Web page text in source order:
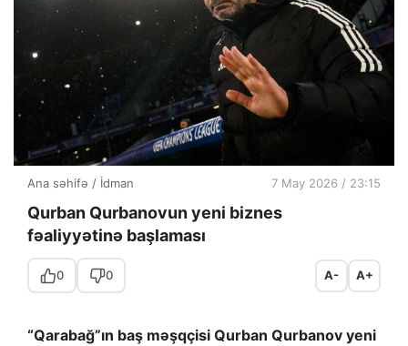
Ana səhifə / İdman 7 May 2026 / 23:15
Qurban Qurbanovun yeni biznes
fəaliyyətinə başlaması
0 0 A- A+
“Qarabağ”ın baş məşqçisi Qurban Qurbanov yeni